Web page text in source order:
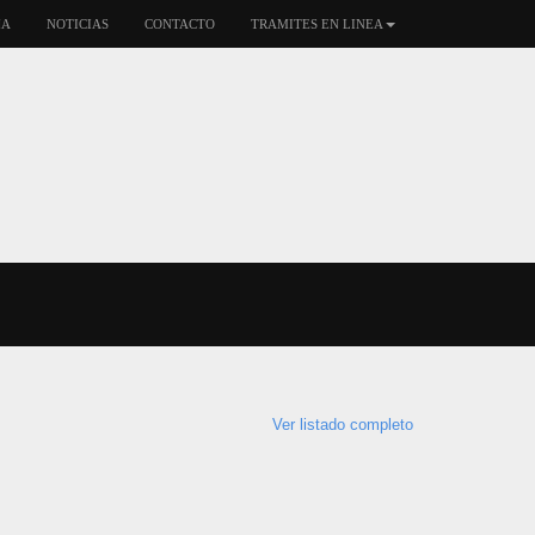
NOTICIAS CONTACTO TRAMITES EN LINEA
Ver listado completo